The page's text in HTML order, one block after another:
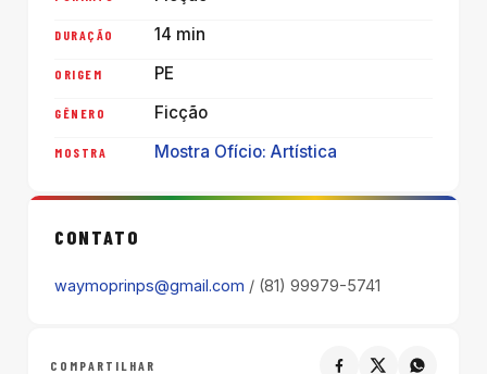
DURAÇÃO 14 min
ORIGEM PE
GÊNERO Ficção
MOSTRA Mostra Ofício: Artística
CONTATO
waymoprinps@gmail.com / (81) 99979-5741
COMPARTILHAR